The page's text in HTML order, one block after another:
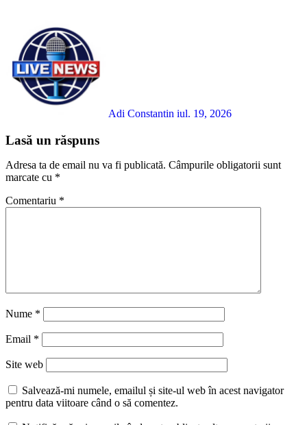
Adi Constantin iul. 19, 2026
Lasă un răspuns
Adresa ta de email nu va fi publicată. Câmpurile obligatorii sunt
marcate cu *
Comentariu *
Nume *
Email *
Site web
Salvează-mi numele, emailul și site-ul web în acest navigator
pentru data viitoare când o să comentez.